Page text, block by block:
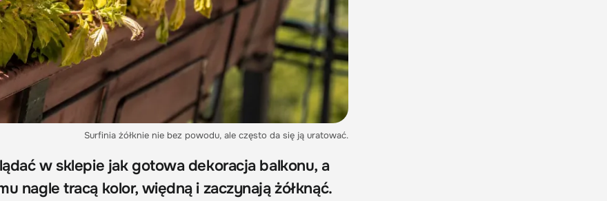
Surfinia żółknie nie bez powodu, ale często da się ją uratować.
w sklepie jak gotowa dekoracja balkonu, a
nagle tracą kolor, więdną i zaczynają żółknąć.